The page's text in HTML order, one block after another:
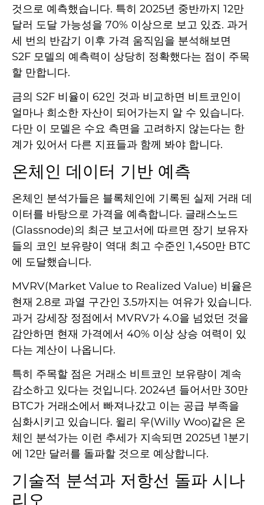
것으로 예측했습니다. 특히 2025년 중반까지 12만
달러 도달 가능성을 70% 이상으로 보고 있죠. 과거
세 번의 반감기 이후 가격 움직임을 분석해보면
S2F 모델의 예측력이 상당히 정확했다는 점이 주목
할 만합니다.
금의 S2F 비율이 62인 것과 비교하면 비트코인이
얼마나 희소한 자산이 되어가는지 알 수 있습니다.
다만 이 모델은 수요 측면을 고려하지 않는다는 한
계가 있어서 다른 지표들과 함께 봐야 합니다.
온체인 데이터 기반 예측
온체인 분석가들은 블록체인에 기록된 실제 거래 데
이터를 바탕으로 가격을 예측합니다. 글래스노드
(Glassnode)의 최근 보고서에 따르면 장기 보유자
들의 코인 보유량이 역대 최고 수준인 1,450만 BTC
에 도달했습니다.
MVRV(Market Value to Realized Value) 비율은
현재 2.8로 과열 구간인 3.5까지는 여유가 있습니다.
과거 강세장 정점에서 MVRV가 4.0을 넘었던 것을
감안하면 현재 가격에서 40% 이상 상승 여력이 있
다는 계산이 나옵니다.
특히 주목할 점은 거래소 비트코인 보유량이 계속
감소하고 있다는 것입니다. 2024년 들어서만 30만
BTC가 거래소에서 빠져나갔고 이는 공급 부족을
심화시키고 있습니다. 윌리 우(Willy Woo)같은 온
체인 분석가는 이런 추세가 지속되면 2025년 1분기
에 12만 달러를 돌파할 것으로 예상합니다.
기술적 분석과 저항선 돌파 시나
리오